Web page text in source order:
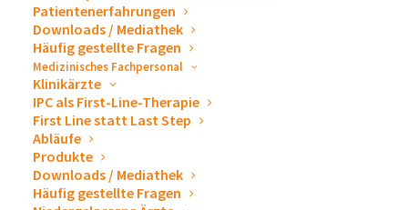
Patientenerfahrungen
Downloads / Mediathek
Häufig gestellte Fragen
Medizinisches Fachpersonal
Klinikärzte
IPC als First-Line-Therapie
First Line statt Last Step
Abläufe
Produkte
Downloads / Mediathek
Häufig gestellte Fragen
Tel: +49 (0)7471 73972-0
Fax:+49 (0)7471 73972-13
info@ewimed.com
ewimed austria GmbH